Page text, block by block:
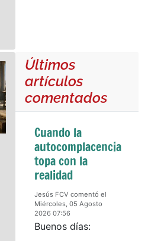
Últimos
artículos
comentados
Cuando la
autocomplacencia
topa con la
realidad
Jesús FCV comentó el
Miércoles, 05 Agosto
2026 07:56
Buenos días: